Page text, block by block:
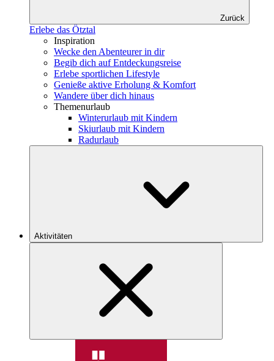
Zurück
Erlebe das Ötztal
Inspiration
Wecke den Abenteurer in dir
Begib dich auf Entdeckungsreise
Erlebe sportlichen Lifestyle
Genieße aktive Erholung & Komfort
Wandere über dich hinaus
Themenurlaub
Winterurlaub mit Kindern
Skiurlaub mit Kindern
Radurlaub
Aktivitäten